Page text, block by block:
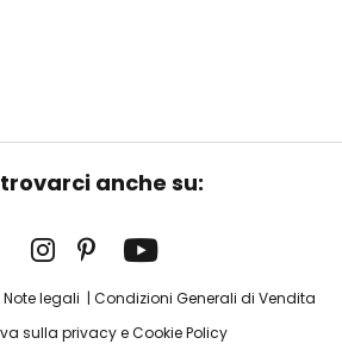
anche su:
Note legali
Condizioni Generali di Vendita
sulla privacy e Cookie Policy